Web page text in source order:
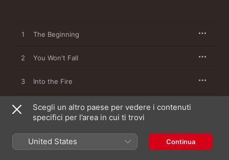
1 The Beginning
2 You Won't Fall
3 Into the Fire
4 Another Chance
6 Somewhere, Someday
Scegli un altro paese per vedere i contenuti
specifici per l’area in cui ti trovi
United States Continua